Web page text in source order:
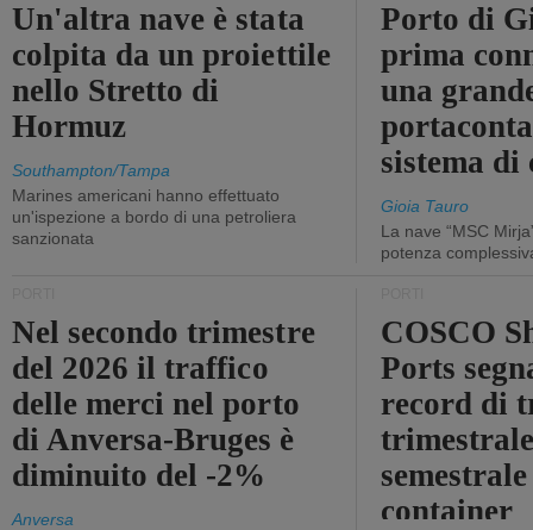
Un'altra nave è stata
colpita da un proiettile
nello Stretto di
Hormuz
Southampton/Tampa
Marines americani hanno effettuato
un'ispezione a bordo di una petroliera
sanzionata
Porto di
prima
una
sistema
Gioia Tauro
La nave “MSC
potenza
Nel secondo trimestre
del 2026 il traffico
delle merci nel porto
di Anversa-Bruges è
diminuito del -2%
Anversa
COSCO
Ports
record di
container